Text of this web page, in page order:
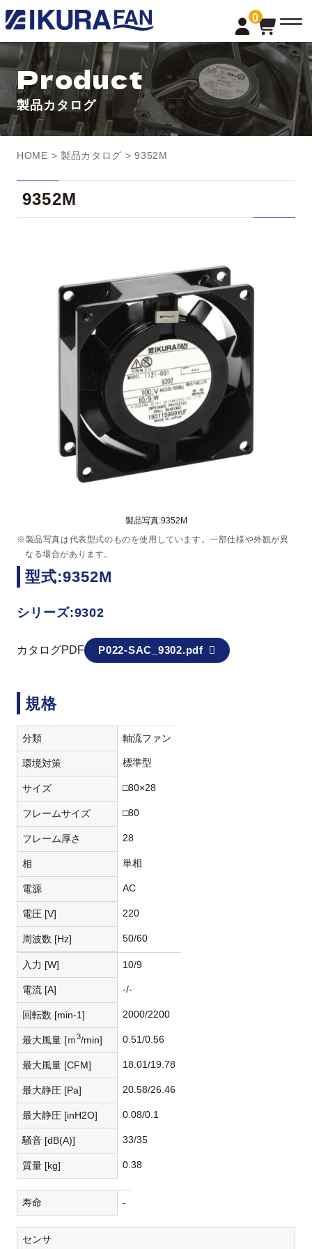
0
t
o
g
l
e
a
v
i
g
a
n
Product
製品カタログ
HOME > 製品カタログ > 9352M
9352M
製品写真:9352M
※製品写真は代表型式のものを使用しています。一部仕様や外観が異
なる場合があります。
型式:9352M
シリーズ:9302
カタログPDF P022-SAC_9302.pdf
規格
分類 軸流ファン
環境対策 標準型
サイズ □80×28
フレームサイズ □80
フレーム厚さ 28
相 単相
電源 AC
電圧 [V] 220
周波数 [Hz] 50/60
入力 [W] 10/9
電流 [A] -/-
回転数 [min-1] 2000/2200
最大風量 [ｍ3/min] 0.51/0.56
最大風量 [CFM] 18.01/19.78
最大静圧 [Pa] 20.58/26.46
最大静圧 [inH2O] 0.08/0.1
騒音 [dB(A)] 33/35
質量 [kg] 0.38
寿命 -
センサ